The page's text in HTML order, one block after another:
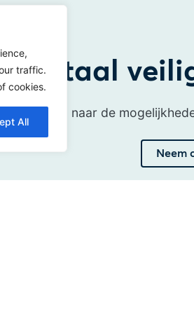
traffic.
cookies.
All
digitaal
Benieuwd naar de
Neem